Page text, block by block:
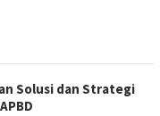
Solusi dan Strategi